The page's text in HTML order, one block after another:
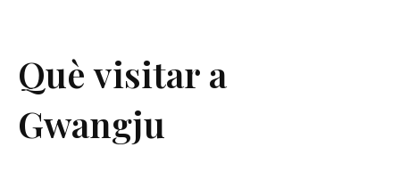
Què visitar a
Gwangju